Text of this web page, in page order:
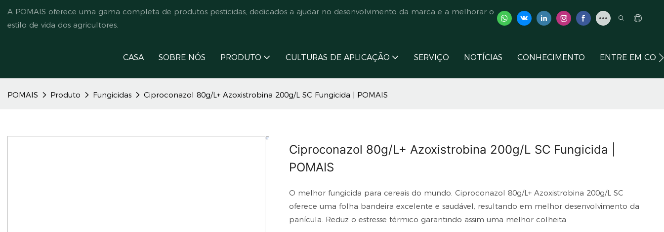
A POMAIS oferece uma gama completa de produtos pesticidas, dedicados a ajudar no desenvolvimento da marca e a melhorar o
estilo de vida dos agricultores.
CASA SOBRE NÓS PRODUTO CULTURAS DE APLICAÇÃO SERVIÇO NOTÍCIAS CONHECIMENTO ENTRE EM
POMAIS Produto Fungicidas Ciproconazol 80g/L+ Azoxistrobina 200g/L SC Fungicida | POMAIS
Ciproconazol 80g/L+ Azoxistrobina 200g/L SC Fungicida |
POMAIS
O melhor fungicida para cereais do mundo. Ciproconazol 80g/L+ Azoxistrobina 200g/L SC
oferece uma folha bandeira excelente e saudável, resultando em melhor desenvolvimento da
panícula. Reduz o estresse térmico garantindo assim uma melhor colheita